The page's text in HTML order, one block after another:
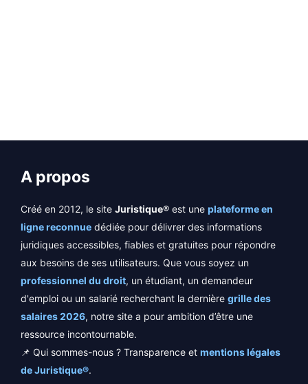
A propos
Créé en 2012, le site Juristique® est une plateforme en
ligne reconnue dédiée pour délivrer des informations
juridiques accessibles, fiables et gratuites pour répondre
aux besoins de ses utilisateurs. Que vous soyez un
professionnel du droit, un étudiant, un demandeur
d'emploi ou un salarié recherchant la dernière grille des
salaires 2026, notre site a pour ambition d’être une
ressource incontournable.
📌 Qui sommes-nous ? Transparence et mentions légales
de Juristique®.